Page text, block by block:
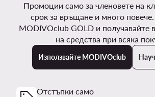
Промоции само за членовете на
срок за връщане и много
MODIVOclub GOLD и получавайте
на средства при всяка
Използвайте MODIVOclub
Отстъпки само